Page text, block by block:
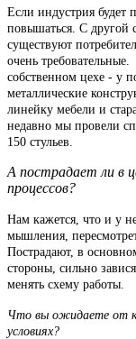
Если индустрия будет
повышаться. С другой
существуют
очень
собственном цехе - у
металлические
линейку мебели и
недавно мы провели
150 стульев.
А пострадает ли в
процессов?
Нам кажется, что и у
мышления,
Пострадают, в
стороны, сильно
менять схему работы.
Что вы ожидаете от
условиях?